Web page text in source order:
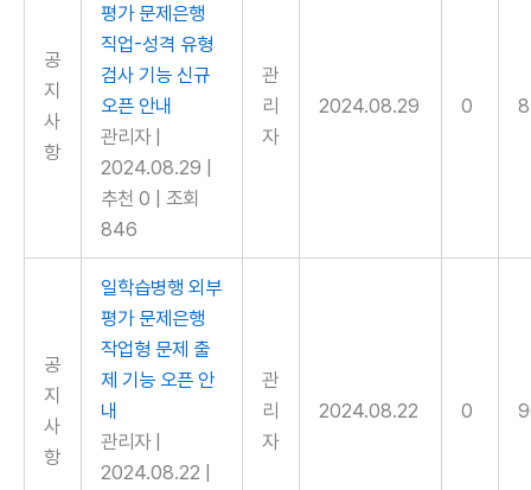
공
지
사
항
평가 문제은행
직업-성격 유형
검사 기능 신규
오픈 안내
관리자
2024.08.29
추천 0
조회
846
관
리
자
2024.08.29 0
공
지
사
항
일학습병행 외부
평가 문제은행
작업형 문제 출
제 기능 오픈 안
내
관리자
2024.08.22
관
리
자
2024.08.22 0